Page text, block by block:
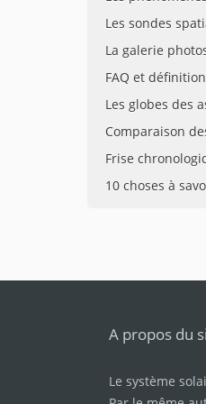
Les sondes
La galerie
FAQ et
Les globes des
Comparaison
Frise
10 choses à
A propos du
Le système